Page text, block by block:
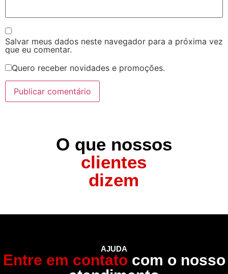
Salvar meus dados neste navegador para a próxima vez
que eu comentar.
Quero receber novidades e promoções.
O que nossos
clientes
dizem
AJUDA
Entre em contatocom o nosso